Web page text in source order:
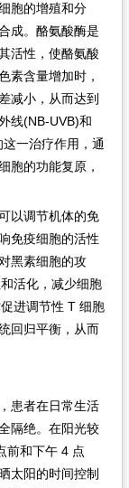
胞的增殖和分
成。酪氨酸酶是
活性，使酪氨酸
素含量增加时，
减小，从而达到
线(NB-UVB)和
一治疗作用，通
胞的功能复原，
以调节机体的免
免疫细胞的活性
黑素细胞的攻
活化，减少细胞
进调节性 T 细胞
回归平衡，从而
患者在日常生活
隔绝。在阳光较
前和下午 4 点
太阳的时间控制